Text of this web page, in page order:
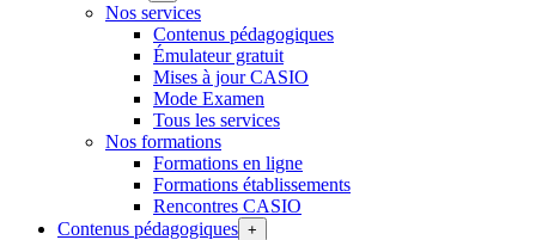
Nos services
Contenus pédagogiques
Émulateur gratuit
Mises à jour CASIO
Mode Examen
Tous les services
Nos formations
Formations en ligne
Formations établissements
Rencontres CASIO
Contenus pédagogiques +